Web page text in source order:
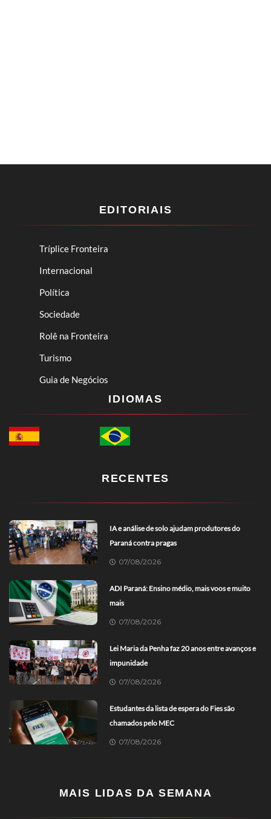
EDITORIAIS
Tríplice Fronteira
Internacional
Política
Sociedade
Rolê na Fronteira
Turismo
Guia de Negócios
IDIOMAS
RECENTES
IA e análise de solo ajudam produtores do
Paraná contra pragas
07/08/2026
ADI Paraná: Ensino médio, mais voos e muito
mais
07/08/2026
Lei Maria da Penha faz 20 anos entre avanços e
impunidade
07/08/2026
Estudantes da lista de espera do Fies são
chamados pelo MEC
07/08/2026
MAIS LIDAS DA SEMANA